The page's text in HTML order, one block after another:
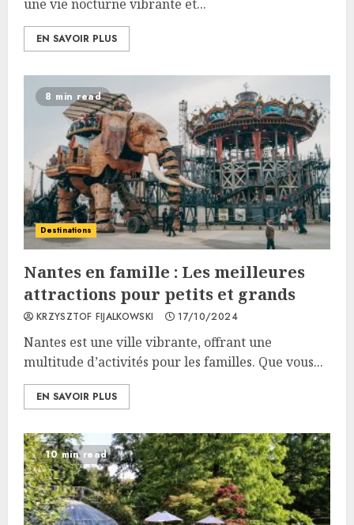
une vie nocturne vibrante et...
EN SAVOIR PLUS
8 min read
Destinations
Nantes en famille : Les meilleures
attractions pour petits et grands
KRZYSZTOF FIJALKOWSKI 17/10/2024
Nantes est une ville vibrante, offrant une
multitude d’activités pour les familles. Que vous...
EN SAVOIR PLUS
10 min read